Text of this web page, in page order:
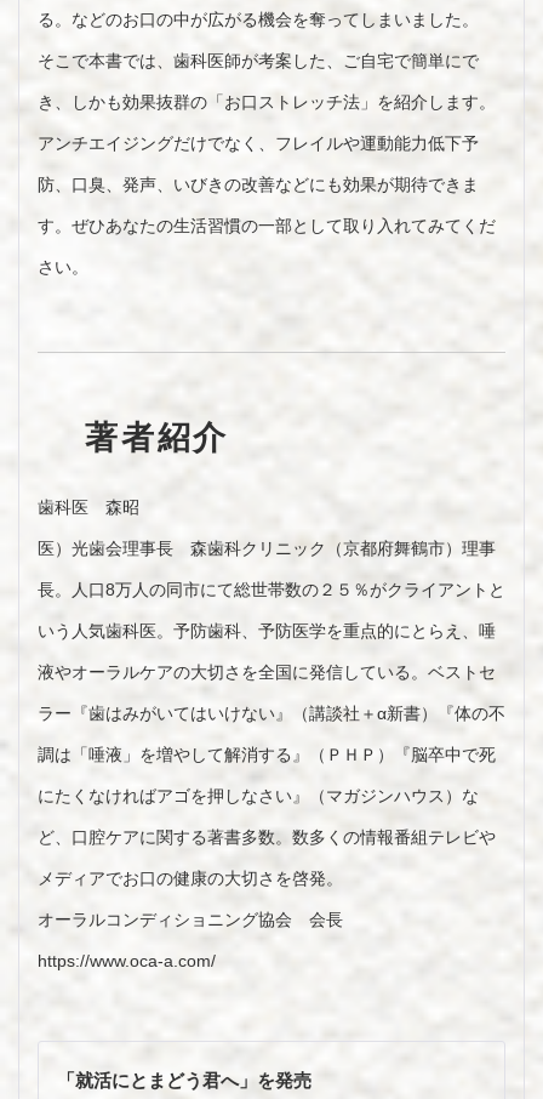
る。などのお口の中が広がる機会を奪ってしまいました。
そこで本書では、歯科医師が考案した、ご自宅で簡単にで
き、しかも効果抜群の「お口ストレッチ法」を紹介します。
アンチエイジングだけでなく、フレイルや運動能力低下予
防、口臭、発声、いびきの改善などにも効果が期待できま
す。ぜひあなたの生活習慣の一部として取り入れてみてくだ
さい。
著者紹介
歯科医 森昭
医）光歯会理事長 森歯科クリニック（京都府舞鶴市）理事
長。人口8万人の同市にて総世帯数の２５％がクライアントと
いう人気歯科医。予防歯科、予防医学を重点的にとらえ、唾
液やオーラルケアの大切さを全国に発信している。ベストセ
ラー『歯はみがいてはいけない』（講談社＋α新書）『体の不
調は「唾液」を増やして解消する』（ＰＨＰ）『脳卒中で死
にたくなければアゴを押しなさい』（マガジンハウス）な
ど、口腔ケアに関する著書多数。数多くの情報番組テレビや
メディアでお口の健康の大切さを啓発。
オーラルコンディショニング協会 会長
https://www.oca-a.com/
投
「就活にとまどう君へ」を発売